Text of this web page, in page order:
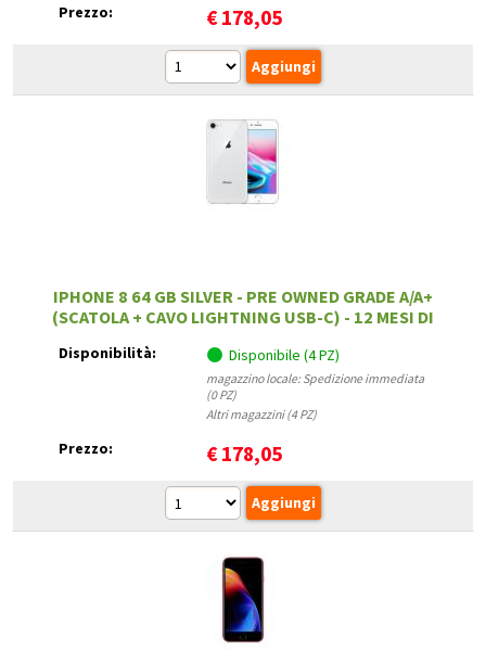
Prezzo: €178,05
IPHONE 8 64 GB SILVER - PRE OWNED GRADE A/A+
(SCATOLA + CAVO LIGHTNING USB-C) - 12 MESI DI
Disponibilità: Disponibile (4 PZ)
magazzino locale: Spedizione immediata
(0 PZ)
Altri magazzini (4 PZ)
Prezzo: €178,05